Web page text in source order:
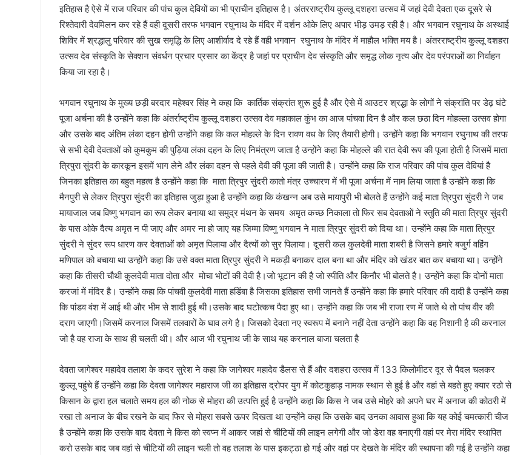
इतिहास है ऐसे में राज परिवार की पांच कुल देवियों का भी प्राचीन इतिहास है। अंतरराष्ट्रीय कुल्लू दशहरा उत्सव में जहां देवी देवता एक दूसरे से
रिश्तेदारी देवमिलन कर रहे हैं वही दूसरी तरफ भगवान रघुनाथ के मंदिर में दर्शन ओके लिए अपार भीड़ उमड़ रही है। और भगवान रघुनाथ के अस्थाई
शिविर में श्रद्धालु परिवार की सुख समृद्धि के लिए आशीर्वाद दे रहे हैं वही भगवान रघुनाथ के मंदिर में माहौल भक्ति मय है। अंतरराष्ट्रीय कुल्लू दशहरा
उत्सव देव संस्कृति के सेक्शन संवर्धन प्रचार प्रसार का केंद्र है जहां पर प्राचीन देव संस्कृति और समृद्ध लोक नृत्य और देव परंपराओं का निर्वाहन
किया जा रहा है।
भगवान रघुनाथ के मुख्य छड़ी बरदार महेश्वर सिंह ने कहा कि कार्तिक संक्रांत शुरू हुई है और ऐसे में आउटर श्रद्धा के लोगों ने संक्रांति पर डेढ़ घंटे
पूजा अर्चना की है उन्होंने कहा कि अंतर्राष्ट्रीय कुल्लू दशहरा उत्सव देव महाकाल कुंभ का आज पांचवा दिन है और कल छठा दिन मोहल्ला उत्सव होगा
और उसके बाद अंतिम लंका दहन होगी उन्होंने कहा कि कल मोहल्ले के दिन रावण वध के लिए तैयारी होगी। उन्होंने कहा कि भगवान रघुनाथ की तरफ
से सभी देवी देवताओं को कुमकुम की पुड़िया लंका दहन के लिए निमंत्रण जाता है उन्होंने कहा कि मोहल्ले की रात देवी रूप की पूजा होती है जिसमें माता
त्रिपुरा सुंदरी के कारकून इसमें भाग लेने और लंका दहन से पहले देवी की पूजा की जाती है। उन्होंने कहा कि राज परिवार की पांच कुल देवियां है
जिनका इतिहास का बहुत महत्व है उन्होंने कहा कि माता त्रिपुर सुंदरी कातो मंत्र उच्चारण में भी पूजा अर्चना में नाम लिया जाता है उन्होंने कहा कि
मैनपुरी से लेकर त्रिपुरा सुंदरी का इतिहास जुड़ा हुआ है उन्होंने कहा कि कंखन्न अब उसे मायापुरी भी बोलते हैं उन्होंने कई माता त्रिपुरा सुंदरी ने जब
मायाजाल जब विष्णु भगवान का रूप लेकर बनाया था समुद्र मंथन के समय अमृत कच्छ निकाला तो फिर सब देवताओं ने स्तुति की माता त्रिपुर सुंदरी
के पास ओके दैत्य अमृत न पी जाए और अमर ना हो जाए यह जिम्मा विष्णु भगवान ने माता त्रिपुर सुंदरी को दिया था। उन्होंने कहा कि माता त्रिपुर
सुंदरी ने सुंदर रूप धारण कर देवताओं को अमृत पिलाया और दैत्यों को सुर पिलाया। दूसरी कल कुलदेवी माता शबरी है जिसने हमारे बजुर्ग वहिंग
मणिपाल को बचाया था उन्होंने कहा कि उसे वक्त माता त्रिपुर सुंदरी ने मकड़ी बनाकर दाल बना था और मंदिर को खंडर बात कर बचाया था। उन्होंने
कहा कि तीसरी चौथी कुलदेवी माता दोता और मोचा भोटों की देवी है।जो भूटान की है जो स्पीति और किनौर भी बोलते है। उन्होंने कहा कि दोनों माता
करजां में मंदिर है। उन्होंने कहा कि पांचवी कुलदेवी माता हडिंबा है जिसका इतिहास सभी जानते हैं उन्होंने कहा कि हमारे परिवार की दादी है उन्होंने कहा
कि पांडव वंश में आई थी और भीम से शादी हुई थी।उसके बाद घटोत्कच पैदा हुए था। उन्होंने कहा कि जब भी राजा रण में जाते थे तो पांच वीर की
दराग जाएगी।जिसमें करनाल जिसमें तलवारों के घाव लगे है। जिसको देवता नए स्वरूप में बनाने नहीं देता उन्होंने कहा कि वह निशानी है की करनाल
जो है वह राजा के साथ ही चलती थी। और आज भी रघुनाथ जी के साथ यह करनाल बाजा चलता है
देवता जागेश्वर महादेव तलाश के कदर सुरेश ने कहा कि जागेश्वर महादेव डैलस से हैं और दशहरा उत्सव में 133 किलोमीटर दूर से पैदल चलकर
कुल्लू पहुंचे हैं उन्होंने कहा कि देवता जागेश्वर महाराज जी का इतिहास द्रोपर युग में कोटकुहाड़ नामक स्थान से हुई है और वहां से बहते हुए क्यार रठो से
किसान के द्वारा हल चलाते समय हल की नोक से मोहरा की उत्पत्ति हुई है उन्होंने कहा कि किस ने जब उसे मोहरे को अपने घर में अनाज की कोठरी में
रखा तो अनाज के बीच रखने के बाद फिर से मोहरा सबसे ऊपर दिखता था उन्होंने कहा कि उसके बाद उनका आवास हुआ कि यह कोई चमत्कारी चीज
है उन्होंने कहा कि उसके बाद देवता ने किस को स्वप्न में आकर जहां से चीटियों की लाइन लगेगी और जो डेरा वह बनाएगी वहां पर मेरा मंदिर स्थापित
करो उसके बाद जब वहां से चीटियों की लाइन चली तो वह तलाश के पास इकट्ठा हो गई और वहां पर देखते के मंदिर की स्थापना की गई है उन्होंने कहा